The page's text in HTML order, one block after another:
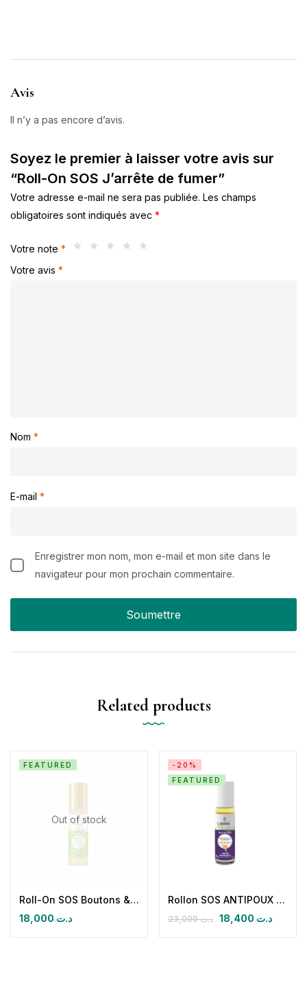
Avis
Il n’y a pas encore d’avis.
Soyez le premier à laisser votre avis sur
“Roll-On SOS J’arrête de fumer”
Votre adresse e-mail ne sera pas publiée. Les champs
obligatoires sont indiqués avec *
Votre note *
Votre avis *
Nom *
E-mail *
Enregistrer mon nom, mon e-mail et mon site dans le
navigateur pour mon prochain commentaire.
Related products
Out of stock
FEATURED
Roll-On SOS Boutons & Acné
د.ت
-20%
FEATURED
Rollon SOS ANTIPOUX HERBALYA
د.ت23,000 د.ت